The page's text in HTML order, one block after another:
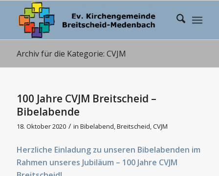
Archiv für die Kategorie: CVJM
100 Jahre CVJM Breitscheid –
Bibelabende
18. Oktober 2020 / in Bibelabend,Breitscheid,CVJM
Herzliche Einladung zu unseren Bibelabenden im
Rahmen unseres Jubiläum – 100 Jahre CVJM